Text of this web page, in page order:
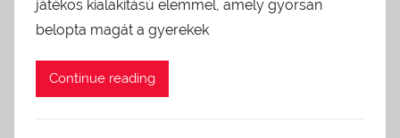
játékos kialakítású elemmel, amely gyorsan
belopta magát a gyerekek
Continue reading